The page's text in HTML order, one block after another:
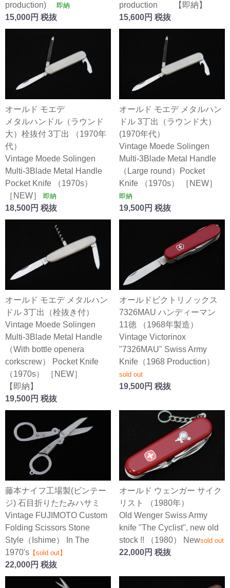
production)
即納
15,000円 税抜
production 【即納】
15,600円 税抜
オールド モエデ
メタルハンドル（ラウンド
大）栓抜付 3丁出 （1970年
代）
Vintage Moede Solingen
Multi-3Blade Metal Handle
Pocket Knife （1970s）
［NEW］
即納
18,500円 税抜
オールド モエデ メタルハン
ドル 3丁出（ラウンド大）
(1970年代）
Vintage Moede Solingen
Multi-3Blade Metal Handle
（Large round）Pocket
Knife （1970s） ［NEW］
即納
19,500円 税抜
オールド モエデ メタルハン
ドル 3丁出（栓抜き付）
Vintage Moede Solingen
Multi-3Blade Metal Handle
（With bottle openera
corkscrew） Pocket Knife
（1970s） ［NEW］
【即納】
19,500円 税抜
オールドビクトリノックス
7326MAU ハンディーマン
11徳 （1968年製造）
Vintage Victorinox
"7326MAU" Swiss Army
Knife（1968 Production）
sold out
19,500円 税抜
藤本ナイフ工場製(ビンテー
ジ) 石目折りたたみハサミ
Vintage FUJIMOTO Custom
Folding Scissors Stone
Style（Ishime） In The
1970's 【sold out】
22,000円 税抜
オールド ウェンガー サイク
リスト （1980年）
Old Wenger Swiss Army
knife "The Cyclist", new old
stock !! （1980） Newsold out
22,000円 税抜